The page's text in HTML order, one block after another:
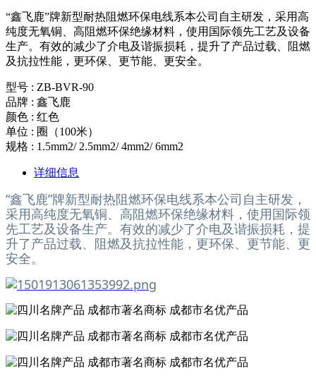
“鑫飞鹿”牌新型耐热阻燃环保电线系本公司自主研发，采用高
纯度无氧铜、高阻燃环保绝缘材料，使用国际领先工艺及设备
生产。有效的减少了介电及谐振损耗，提升了产品过载、阻燃
及抗拉性能，更环保、更节能、更安全。
型号 : ZB-BVR-90
品牌 : 鑫飞鹿
颜色 : 红色
单位 : 圈（100米）
规格 : 1.5mm2/ 2.5mm2/ 4mm2/ 6mm2
详细信息
“鑫飞鹿”牌新型耐热阻燃环保电线系本公司自主研发，
采用高纯度无氧铜、高阻燃环保绝缘材料，使用国际领
先工艺及设备生产。有效的减少了介电及谐振损耗，提
升了产品过载、阻燃及抗拉性能，更环保、更节能、更
安全。